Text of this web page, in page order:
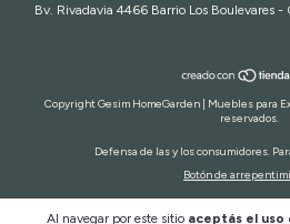
Al navegar por este sitio aceptás el uso
Bv. Rivadavia 4466 Barrio Los Boulevares
Copyright Gesim HomeGarden | Muebles para
reservados.
Defensa de las y los consumidores.
Botón de